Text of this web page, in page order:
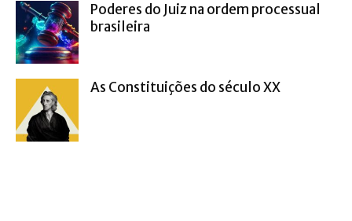
Poderes do Juiz na ordem processual
brasileira
As Constituições do século XX